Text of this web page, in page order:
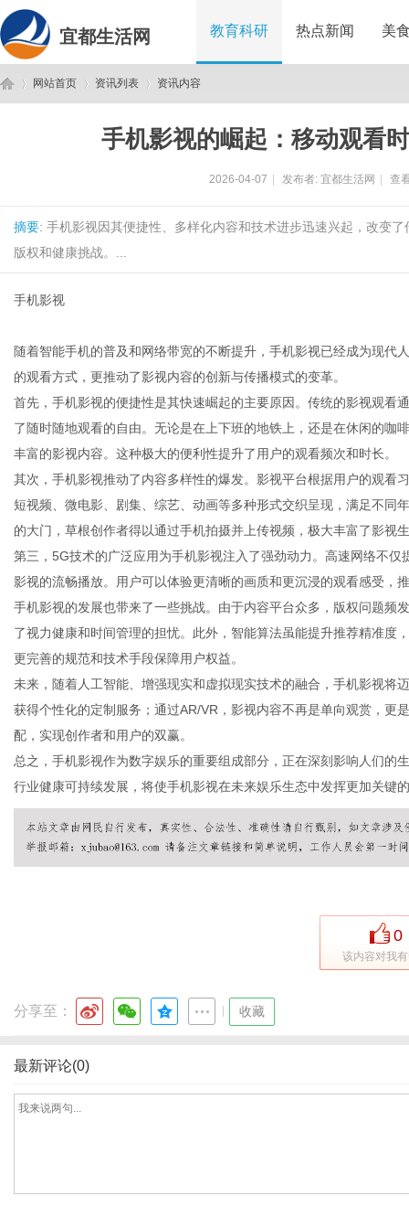
宜都生活网 教育科研 热点新闻 美
网站首页 资讯列表 资讯内容
手机影视的崛起：移动观看
2026-04-07 发布者: 宜都生活网 查
摘要: 手机影视因其便捷性、多样化内容和技术进步迅速兴起，改变
版权和健康挑战。...
手机影视
随着智能手机的普及和网络带宽的不断提升，手机影视已经成为现代
的观看方式，更推动了影视内容的创新与传播模式的变革。
首先，手机影视的便捷性是其快速崛起的主要原因。传统的影视观看
了随时随地观看的自由。无论是在上下班的地铁上，还是在休闲的咖
丰富的影视内容。这种极大的便利性提升了用户的观看频次和时长。
其次，手机影视推动了内容多样性的爆发。影视平台根据用户的观看
短视频、微电影、剧集、综艺、动画等多种形式交织呈现，满足不同
的大门，草根创作者得以通过手机拍摄并上传视频，极大丰富了影视
第三，5G技术的广泛应用为手机影视注入了强劲动力。高速网络不
影视的流畅播放。用户可以体验更清晰的画质和更沉浸的观看感受，
手机影视的发展也带来了一些挑战。由于内容平台众多，版权问题频
了视力健康和时间管理的担忧。此外，智能算法虽能提升推荐精准度
更完善的规范和技术手段保障用户权益。
未来，随着人工智能、增强现实和虚拟现实技术的融合，手机影视将
获得个性化的定制服务；通过AR/VR，影视内容不再是单向观赏，更
配，实现创作者和用户的双赢。
总之，手机影视作为数字娱乐的重要组成部分，正在深刻影响人们的
行业健康可持续发展，将使手机影视在未来娱乐生态中发挥更加关键
0
该内容对我
分享至： 收藏
最新评论(0)